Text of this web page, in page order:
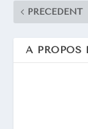
PRÉCÉDENT
A PROPOS